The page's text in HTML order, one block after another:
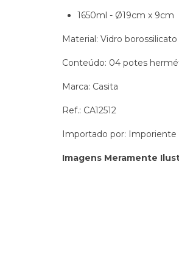
1650ml - Ø19cm x 9cm
Material: Vidro
Conteúdo: 04 potes
Marca: Casita
Ref.: CA12512
Importado por: Imporiente
Imagens Meramente